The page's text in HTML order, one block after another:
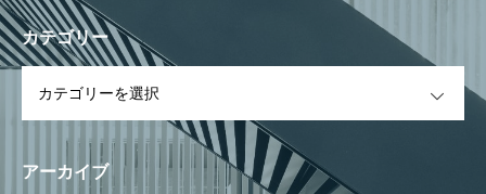
カテゴリー
アーカイブ